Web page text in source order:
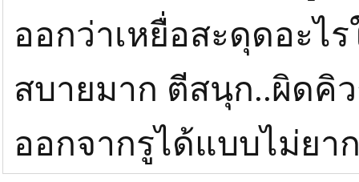
ออกว่าเหยื่อสะดุดอะไ
สบายมาก ตีสนุก..ผิดคิว
ออกจากรูได้แบบไม่ยา